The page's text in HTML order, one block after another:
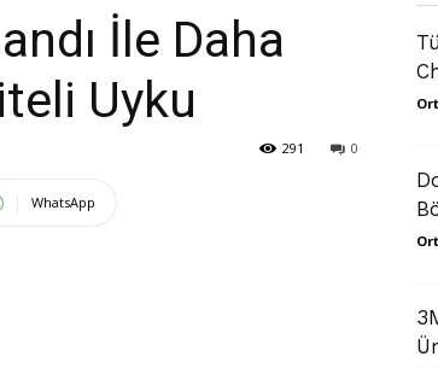
İle Daha
Uyku
0
291
WhatsApp